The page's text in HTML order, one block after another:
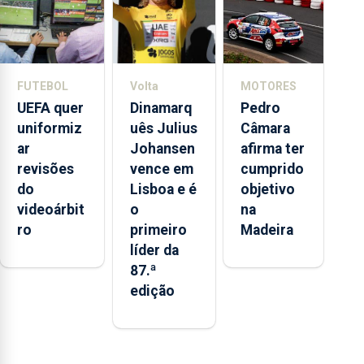
FUTEBOL
UEFA quer
uniformiz
ar
revisões
do
videoárbit
ro
Volta
Dinamarq
uês Julius
Johansen
vence em
Lisboa e é
o
primeiro
líder da
87.ª
edição
MOTORES
Pedro
Câmara
afirma ter
cumprido
objetivo
na
Madeira